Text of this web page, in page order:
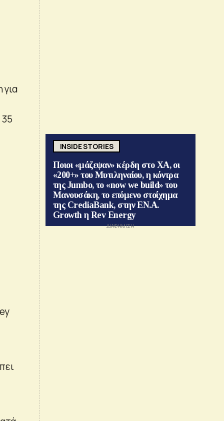
για
INSIDE STORIES
Ποιοι «μάζεψαν» κέρδη στο ΧΑ, οι
«200+» του Μυτιληναίου, η κόντρα
της Jumbo, το «now we build» του
Μανουσάκη, το επόμενο στοίχημα
της CrediaBank, στην ΕΝ.Α.
Growth η Rev Energy